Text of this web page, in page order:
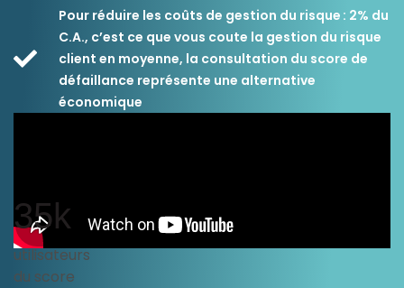
Pour réduire les coûts de gestion du risque : 2% du
C.A., c’est ce que vous coute la gestion du risque
client en moyenne, la consultation du score de
défaillance représente une alternative
économique
35k
utilisateurs
du score